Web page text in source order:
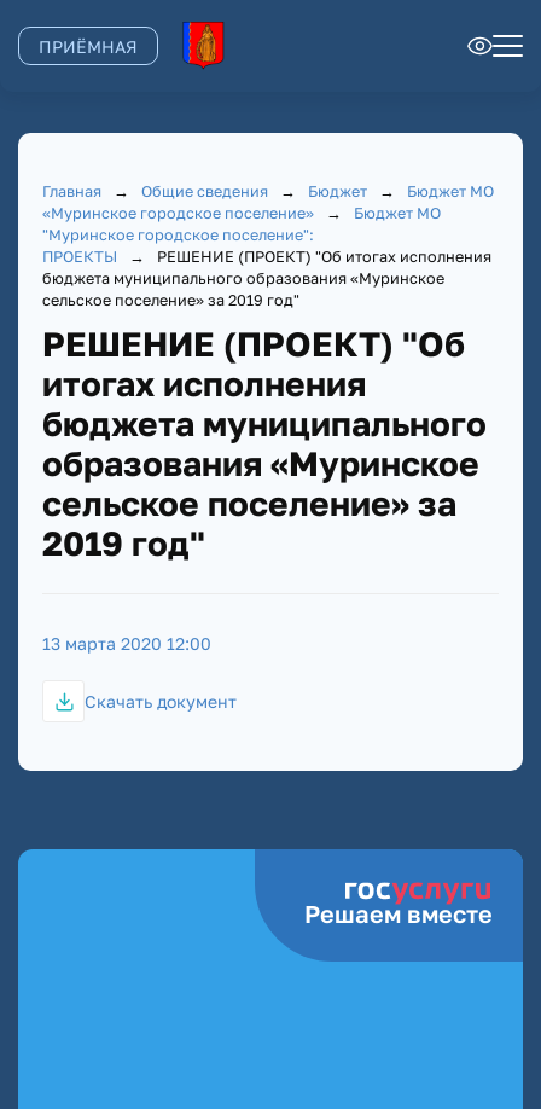
ПРИЁМНАЯ
Главная → Общие сведения → Бюджет →
Бюджет МО
«Муринское городское поселение»
→
Бюджет МО
"Муринское городское поселение":
ПРОЕКТЫ
→
РЕШЕНИЕ (ПРОЕКТ) "Об итогах исполнения
бюджета муниципального образования «Муринское
сельское поселение» за 2019 год"
РЕШЕНИЕ (ПРОЕКТ) "Об
итогах исполнения
бюджета муниципального
образования «Муринское
сельское поселение» за
2019 год"
13 марта 2020 12:00
Скачать документ
Решаем вместе